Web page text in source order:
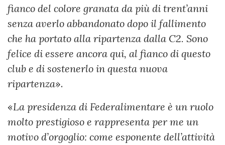
fianco del colore granata da più di trent’anni
senza averlo abbandonato dopo il fallimento
che ha portato alla ripartenza dalla C2. Sono
felice di essere ancora qui, al fianco di questo
club e di sostenerlo in questa nuova
ripartenza».
«La presidenza di Federalimentare è un ruolo
molto prestigioso e rappresenta per me un
motivo d’orgoglio: come esponente dell’attività